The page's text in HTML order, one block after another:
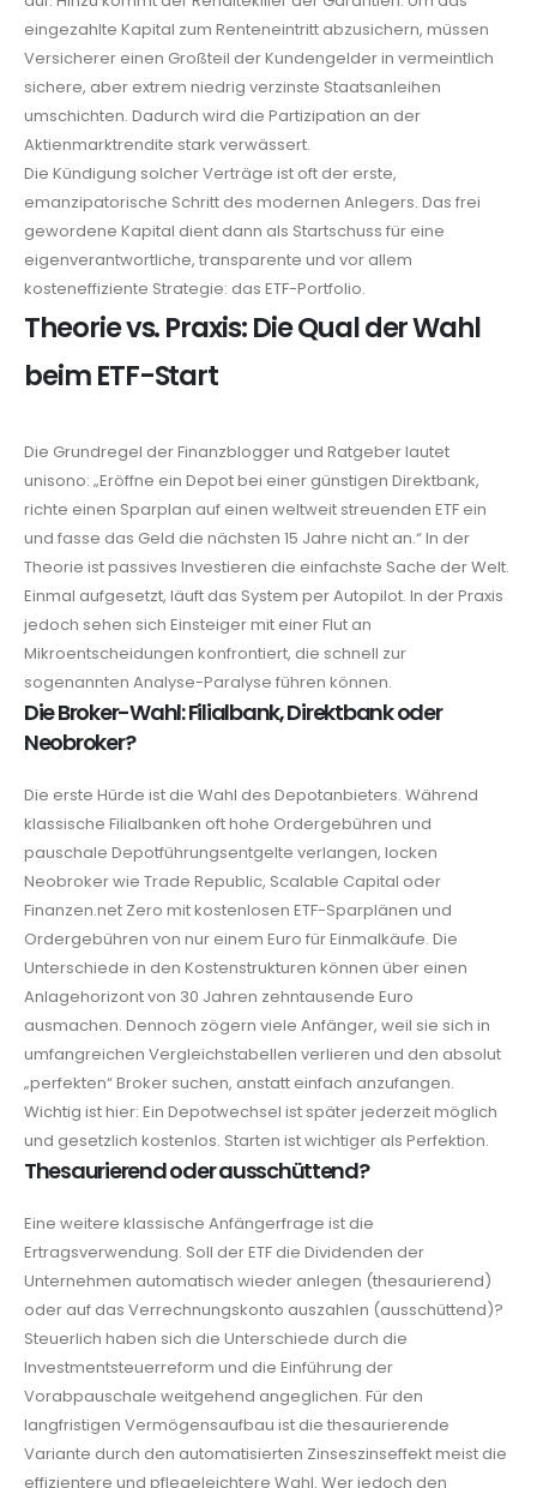
eingezahlte Kapital zum Renteneintritt abzusichern, müssen
Versicherer einen Großteil der Kundengelder in vermeintlich
sichere, aber extrem niedrig verzinste Staatsanleihen
umschichten. Dadurch wird die Partizipation an der
Aktienmarktrendite stark verwässert.
Die Kündigung solcher Verträge ist oft der erste,
emanzipatorische Schritt des modernen Anlegers. Das frei
gewordene Kapital dient dann als Startschuss für eine
eigenverantwortliche, transparente und vor allem
kosteneffiziente Strategie: das ETF-Portfolio.
Theorie vs. Praxis: Die Qual der Wahl
beim ETF-Start
Die Grundregel der Finanzblogger und Ratgeber lautet
unisono: „Eröffne ein Depot bei einer günstigen Direktbank,
richte einen Sparplan auf einen weltweit streuenden ETF ein
und fasse das Geld die nächsten 15 Jahre nicht an.“ In der
Theorie ist passives Investieren die einfachste Sache der Welt.
Einmal aufgesetzt, läuft das System per Autopilot. In der Praxis
jedoch sehen sich Einsteiger mit einer Flut an
Mikroentscheidungen konfrontiert, die schnell zur
sogenannten Analyse-Paralyse führen können.
Die Broker-Wahl: Filialbank, Direktbank oder
Neobroker?
Die erste Hürde ist die Wahl des Depotanbieters. Während
klassische Filialbanken oft hohe Ordergebühren und
pauschale Depotführungsentgelte verlangen, locken
Neobroker wie Trade Republic, Scalable Capital oder
Finanzen.net Zero mit kostenlosen ETF-Sparplänen und
Ordergebühren von nur einem Euro für Einmalkäufe. Die
Unterschiede in den Kostenstrukturen können über einen
Anlagehorizont von 30 Jahren zehntausende Euro
ausmachen. Dennoch zögern viele Anfänger, weil sie sich in
umfangreichen Vergleichstabellen verlieren und den absolut
„perfekten“ Broker suchen, anstatt einfach anzufangen.
Wichtig ist hier: Ein Depotwechsel ist später jederzeit möglich
und gesetzlich kostenlos. Starten ist wichtiger als Perfektion.
Thesaurierend oder ausschüttend?
Eine weitere klassische Anfängerfrage ist die
Ertragsverwendung. Soll der ETF die Dividenden der
Unternehmen automatisch wieder anlegen (thesaurierend)
oder auf das Verrechnungskonto auszahlen (ausschüttend)?
Steuerlich haben sich die Unterschiede durch die
Investmentsteuerreform und die Einführung der
Vorabpauschale weitgehend angeglichen. Für den
langfristigen Vermögensaufbau ist die thesaurierende
Variante durch den automatisierten Zinseszinseffekt meist die
effizientere und pflegeleichtere Wahl. Wer jedoch den